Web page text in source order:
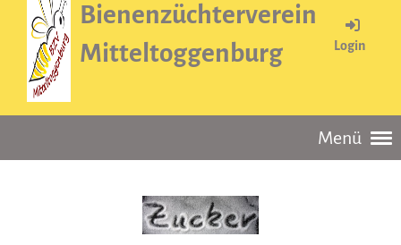
Bienenzüchterverein
Mitteltoggenburg
Login
Menü